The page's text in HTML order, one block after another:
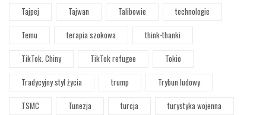
Tajpej
Tajwan Talibowie
technologie
Temu
terapia szokowa
think-thanki
TikTok. Chiny
TikTok refugee
Tokio
Tradycyjny styl życia
trump
Trybun ludowy
TSMC
Tunezja turcja
turystyka wojenna